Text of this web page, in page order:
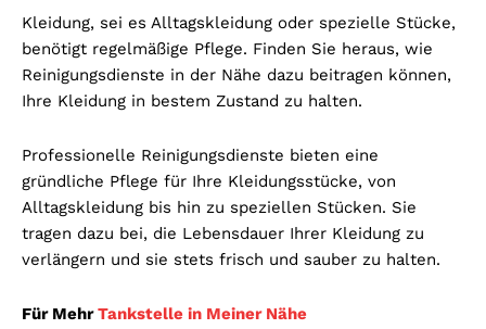
Kleidung, sei es Alltagskleidung oder spezielle Stücke,
benötigt regelmäßige Pflege. Finden Sie heraus, wie
Reinigungsdienste in der Nähe dazu beitragen können,
Ihre Kleidung in bestem Zustand zu halten.
Professionelle Reinigungsdienste bieten eine
gründliche Pflege für Ihre Kleidungsstücke, von
Alltagskleidung bis hin zu speziellen Stücken. Sie
tragen dazu bei, die Lebensdauer Ihrer Kleidung zu
verlängern und sie stets frisch und sauber zu halten.
Für MehrTankstelle in Meiner Nähe